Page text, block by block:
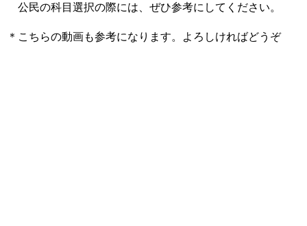
公民の科目選択の際には、ぜひ参考にしてください。
＊こちらの動画も参考になります。よろしければどうぞ